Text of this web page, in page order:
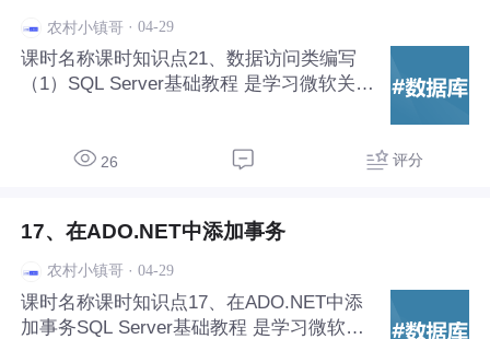
农村小镇哥 · 04-29
课时名称课时知识点21、数据访问类编写
（1）SQL Server基础教程‌ 是学习微软关系
数据存储、查询与管理的核心技能。
26 评分
17、在ADO.NET中添加事务
农村小镇哥 · 04-29
课时名称课时知识点17、在ADO.NET中添
加事务SQL Server基础教程‌ 是学习微软关